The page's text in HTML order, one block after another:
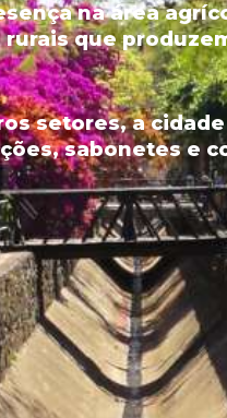
na área
que
setores, a
sabonetes e